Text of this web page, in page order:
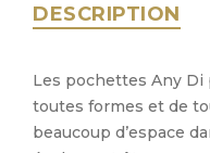
DESCRIPTION
Les pochettes Any
toutes formes et de
beaucoup d’espace